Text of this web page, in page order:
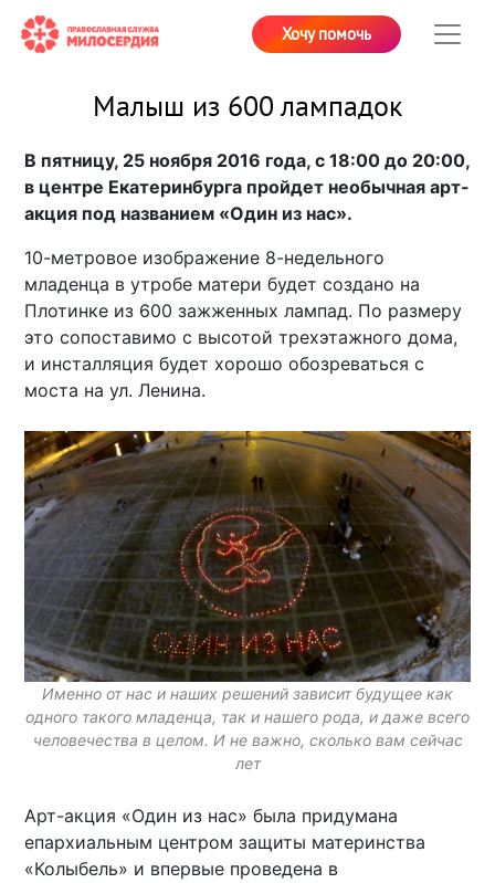
Хочу помочь
Малыш из 600 лампадок
В пятницу, 25 ноября 2016 года, с 18:00 до 20:00,
в центре Екатеринбурга пройдет необычная арт-
акция под названием «Один из нас».
10-метровое изображение 8-недельного
младенца в утробе матери будет создано на
Плотинке из 600 зажженных лампад. По размеру
это сопоставимо с высотой трехэтажного дома,
и инсталляция будет хорошо обозреваться с
моста на ул. Ленина.
Именно от нас и наших решений зависит будущее как
одного такого младенца, так и нашего рода, и даже всего
человечества в целом. И не важно, сколько вам сейчас
лет
Арт-акция «Один из нас» была придумана
епархиальным центром защиты материнства
«Колыбель» и впервые проведена в